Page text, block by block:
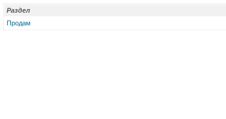
Раздел
Продам